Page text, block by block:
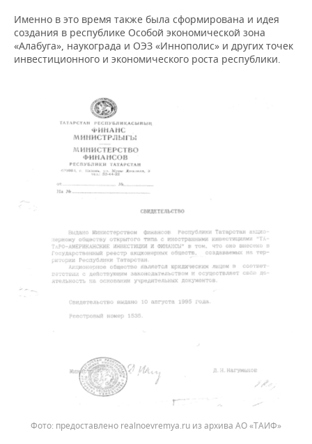
Именно в это время также была сформирована и идея
создания в республике Особой экономической зона
«Алабуга», наукограда и ОЭЗ «Иннополис» и других точек
инвестиционного и экономического роста республики.
предоставлено realnoevremya.ru из архива АО «ТАИФ»